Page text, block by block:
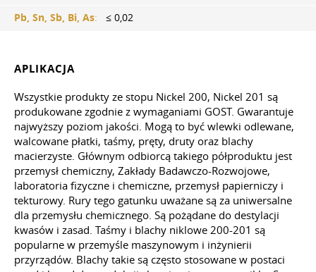
Pb, Sn, Sb, Bi, As: ≤ 0,02
APLIKACJA
Wszystkie produkty ze stopu Nickel 200, Nickel 201 są
produkowane zgodnie z wymaganiami GOST. Gwarantuje
najwyższy poziom jakości. Mogą to być wlewki odlewane,
walcowane płatki, taśmy, pręty, druty oraz blachy
macierzyste. Głównym odbiorcą takiego półproduktu jest
przemysł chemiczny, Zakłady Badawczo-Rozwojowe,
laboratoria fizyczne i chemiczne, przemysł papierniczy i
tekturowy. Rury tego gatunku uważane są za uniwersalne
dla przemysłu chemicznego. Są pożądane do destylacji
kwasów i zasad. Taśmy i blachy niklowe 200-201 są
popularne w przemyśle maszynowym i inżynierii
przyrządów. Blachy takie są często stosowane w postaci